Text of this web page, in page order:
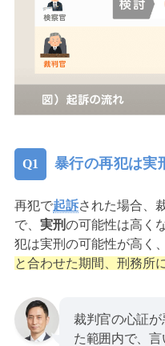
暴行の再犯は実
再犯で起訴された場合、
で、 実刑の可能性は高く
犯は実刑の可能性が高く
と合わせた期間、刑務所
裁判官の心証
た範囲内で、